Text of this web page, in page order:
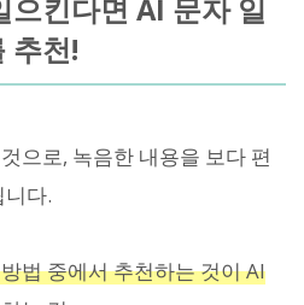
으킨다면 AI 문자 일
추천!
으로, 녹음한 내용을 보다 편
다.
법 중에서 추천하는 것이 AI